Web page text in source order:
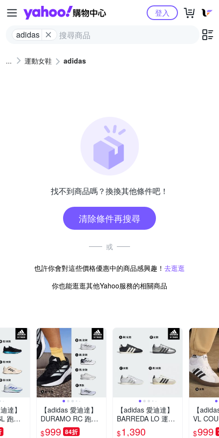
Yahoo購物中心
adidas
登入
運動女鞋 adidas
找不到商品嗎？換換其他條件吧！
清除條件再搜尋
或
也許你會對這些價格優惠中的商品感興趣！ 去逛逛
你也能逛逛其他Yahoo服務的相關商品
達】
跑鞋
男鞋/
【adidas 愛迪達】
DURAMO RC 跑鞋
慢跑鞋 運動鞋 男鞋/
$999 84折
【adidas 愛迪達】
BARREDA LO 運動
休閒鞋 薄底鞋 女鞋
$1,390
【
VL
動休閒
$999